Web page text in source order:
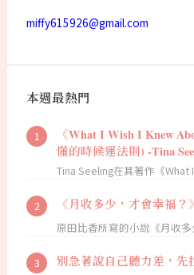
miffy615926@gmail.com
本週最熱門
《What I Wish I Knew
懂的時候運法則) -Tina
Tina Seeling在其著作《What
《月收多少，才會幸福？》
原田比香所寫的小說《月收
別急著說自己聽力差，先